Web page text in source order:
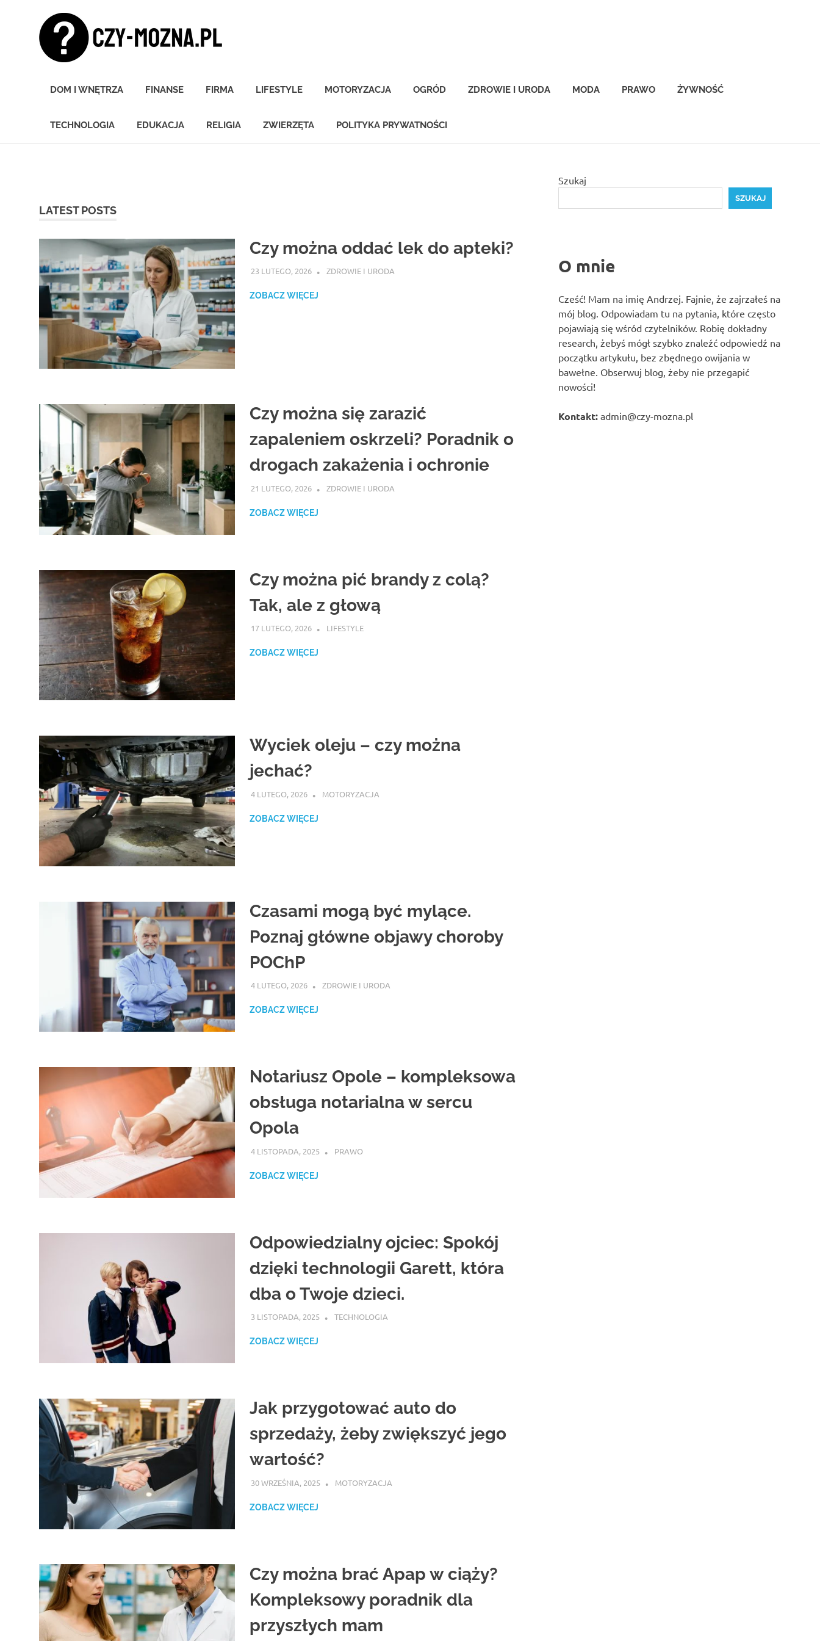
DOM I WNĘTRZA FINANSE FIRMA LIFESTYLE MOTORYZACJA OGRÓD ZDROWIE I URODA MODA PRAWO ŻYWNOŚĆ
TECHNOLOGIA EDUKACJA RELIGIA ZWIERZĘTA POLITYKA PRYWATNOŚCI
LATEST POSTS
Czy można oddać lek do apteki?
23 LUTEGO, 2026 ATROX
ZDROWIE I URODA
ZOBACZ WIĘCEJ
Czy można się zarazić
zapaleniem oskrzeli? Poradnik o
drogach zakażenia i ochronie
21 LUTEGO, 2026 ATROX
ZDROWIE I URODA
ZOBACZ WIĘCEJ
Czy można pić brandy z colą?
Tak, ale z głową
17 LUTEGO, 2026 ATROX
LIFESTYLE
ZOBACZ WIĘCEJ
Wyciek oleju – czy można
jechać?
4 LUTEGO, 2026 ATROX
MOTORYZACJA
ZOBACZ WIĘCEJ
Czasami mogą być mylące.
Poznaj główne objawy choroby
POChP
4 LUTEGO, 2026 ATROX
ZDROWIE I URODA
ZOBACZ WIĘCEJ
Notariusz Opole – kompleksowa
obsługa notarialna w sercu
Opola
4 LISTOPADA, 2025 ATROX
PRAWO
ZOBACZ WIĘCEJ
Odpowiedzialny ojciec: Spokój
dzięki technologii Garett, która
dba o Twoje dzieci.
3 LISTOPADA, 2025 ATROX
TECHNOLOGIA
ZOBACZ WIĘCEJ
Jak przygotować auto do
sprzedaży, żeby zwiększyć jego
wartość?
30 WRZEŚNIA, 2025 ATROX
MOTORYZACJA
ZOBACZ WIĘCEJ
Czy można brać Apap w ciąży?
Kompleksowy poradnik dla
przyszłych mam
Szukaj
SZUKAJ
O mnie
Cześć! Mam na imię Andrzej. Fajnie, że zajrzałeś na
mój blog. Odpowiadam tu na pytania, które często
pojawiają się wśród czytelników. Robię dokładny
research, żebyś mógł szybko znaleźć odpowiedź na
początku artykułu, bez zbędnego owijania w
bawełne. Obserwuj blog, żeby nie przegapić
nowości!
Kontakt: admin@czy-mozna.pl